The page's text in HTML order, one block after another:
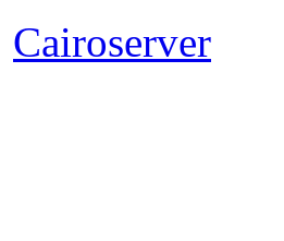
Cairoserver